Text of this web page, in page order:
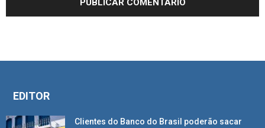
EDITOR
Clientes do Banco do Brasil poderão sacar